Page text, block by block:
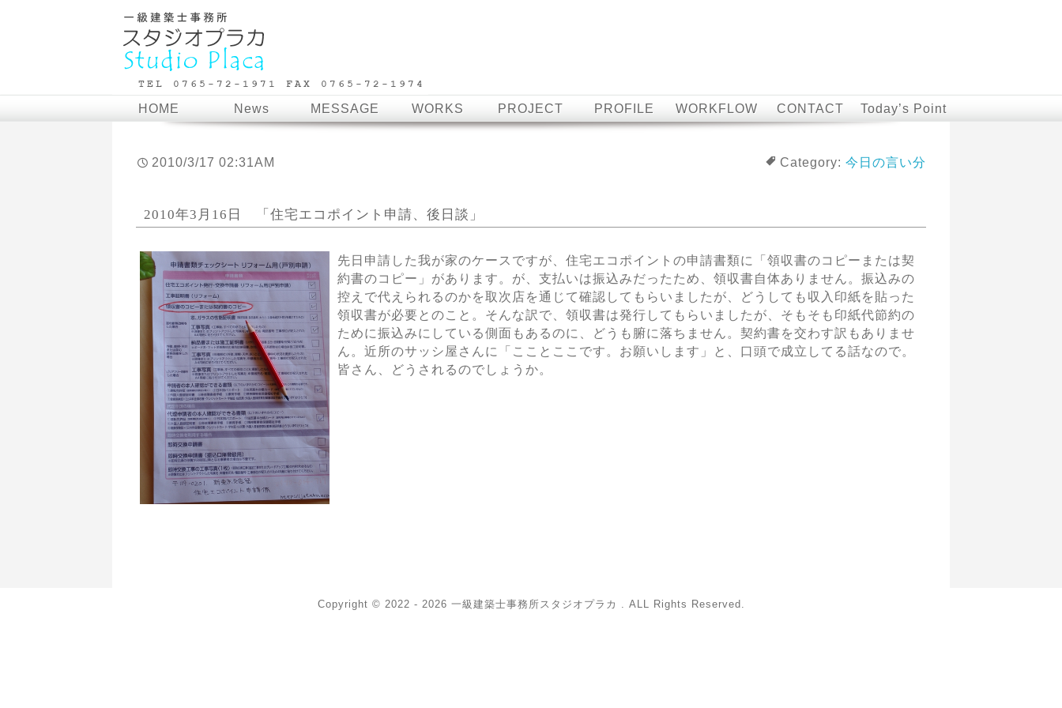
HOME News MESSAGE WORKS PROJECT PROFILE WORKFLOW CONTACT Today’s Point
2010/3/17 02:31AM Category: 今日の言い分
2010年3月16日 「住宅エコポイント申請、後日談」
先日申請した我が家のケースですが、住宅エコポイントの申請書類に「領収書のコピーまたは契
約書のコピー」があります。が、支払いは振込みだったため、領収書自体ありません。振込みの
控えで代えられるのかを取次店を通じて確認してもらいましたが、どうしても収入印紙を貼った
領収書が必要とのこと。そんな訳で、領収書は発行してもらいましたが、そもそも印紙代節約の
ために振込みにしている側面もあるのに、どうも腑に落ちません。契約書を交わす訳もありませ
ん。近所のサッシ屋さんに「こことここです。お願いします」と、口頭で成立してる話なので。
皆さん、どうされるのでしょうか。
Copyright © 2022 - 2026 一級建築士事務所スタジオプラカ . ALL Rights Reserved.